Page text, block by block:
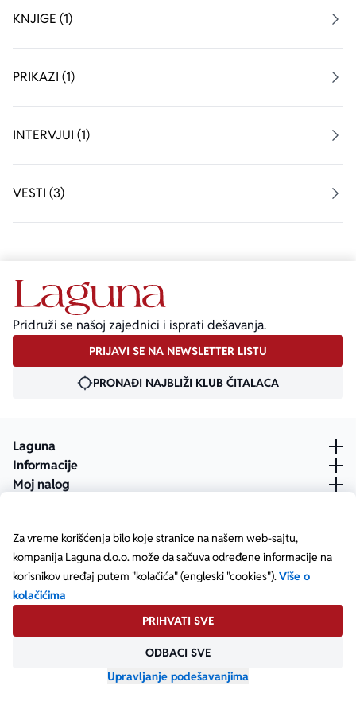
Za vreme korišćenja bilo koje stranice na našem web-sajtu,
kompanija Laguna d.o.o. može da sačuva određene informacije na
korisnikov uređaj putem "kolačića" (engleski "cookies").Više o
kolačićima
PRIHVATI SVE
ODBACI SVE
Upravljanje podešavanjima
KNJIGE (1)
PRIKAZI (1)
INTERVJUI (1)
VESTI (3)
Pridruži se našoj zajednici i isprati dešavanja.
PRIJAVI SE NA NEWSLETTER LISTU
PRONAĐI NAJBLIŽI KLUB ČITALACA
Laguna
Informacije
Moj nalog
Copyright © Laguna d.o.o. Starine Novaka 23, Beograd •
Matični broj: 17414844
Posetite našu Facebook stranicu
Posetite našu X stranicu
Posetite našu Instagram stranicu
Posetite naš YouTube
Posetite našu TikTok stranicu
Posetite našu LinkedIn stranicu